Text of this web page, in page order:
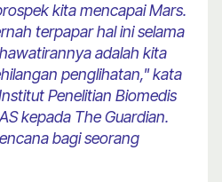
kita mencapai Mars.
terpapar hal ini selama
adalah kita
penglihatan," kata
Penelitian Biomedis
kepada The Guardian.
bagi seorang